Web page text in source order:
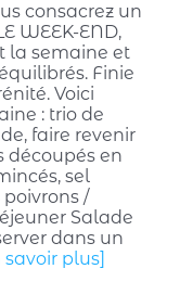
consacrez un
WEEK-END,
la semaine et
Finie
Voici
: trio de
faire revenir
découpés en
sel
/
Salade
dans un
savoir plus]